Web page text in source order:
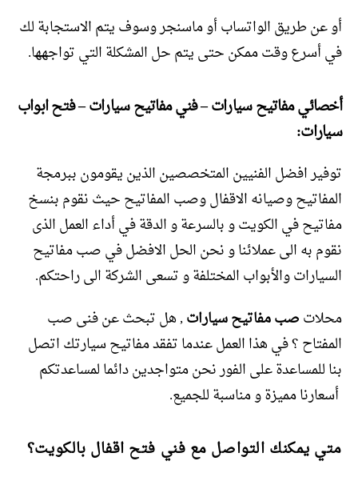
أو عن طريق الواتساب أو ماسنجر وسوف يتم الاستجابة لك
في أسرع وقت ممكن حتى يتم حل المشكلة التي تواجهها.
أخصائي مفاتيح سيارات – فني مفاتيح سيارات – فتح ابواب
سيارات:
توفير افضل الفنيين المتخصصين الذين يقومون ببرمجة
المفاتيح وصيانه الاقفال وصب المفاتيح حيث نقوم بنسخ
مفاتيح في الكويت و بالسرعة و الدقة في أداء العمل الذى
نقوم به الى عملائنا و نحن الحل الافضل في صب مفاتيح
السيارات والأبواب المختلفة و تسعى الشركة الى راحتكم.
محلاتصب مفاتيح سيارات, هل تبحث عن فنى صب
المفتاح ؟ في هذا العمل عندما تفقد مفاتيح سيارتك اتصل
بنا للمساعدة على الفور نحن متواجدين دائما لمساعدتكم
أسعارنا مميزة و مناسبة للجميع.
متي يمكنك التواصل مع فني فتح اقفال بالكويت؟